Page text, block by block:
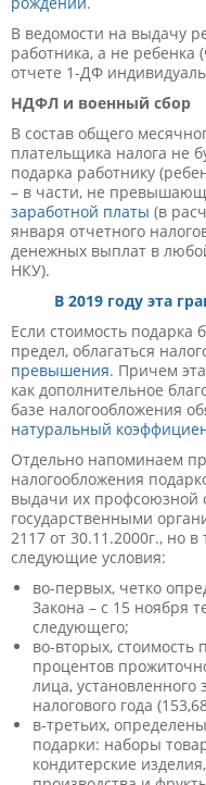
В ведомости на выдачу
работника, а не ребенка
отчете 1-ДФ
НДФЛ и военный сбор
В состав общего
плательщика налога не
подарка работнику
– в части, не
заработной платы (в
января отчетного
денежных выплат в
НКУ).
В 2019 году эта
Если стоимость подарка
предел, облагаться
превышения. Причем
как дополнительное
базе налогообложения
натуральный
Отдельно напоминаем
налогообложения
выдачи их профсоюзной
государственными
2117 от 30.11.2000г., но
следующие условия:
во-первых, четко
Закона – с 15 ноября
следующего;
во-вторых,
процентов
лица, установленного
налогового года
в-третьих,
подарки: наборы
кондитерские